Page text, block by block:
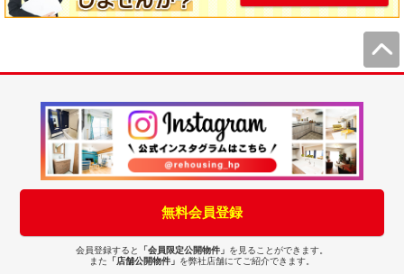
無料会員登録
会員登録すると 「会員限定公開物件」 を見ることができます。
また 「店舗公開物件」 を弊社店舗にてご紹介できます。